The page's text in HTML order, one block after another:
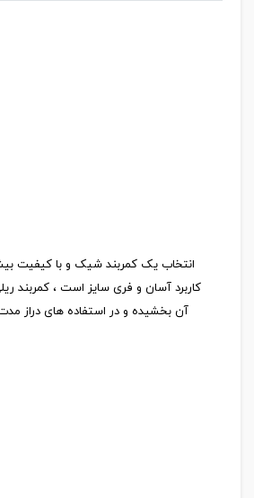
انتخاب یک کمربند شیک و با کیفیت
آن بخشیده و در استفاده های دراز